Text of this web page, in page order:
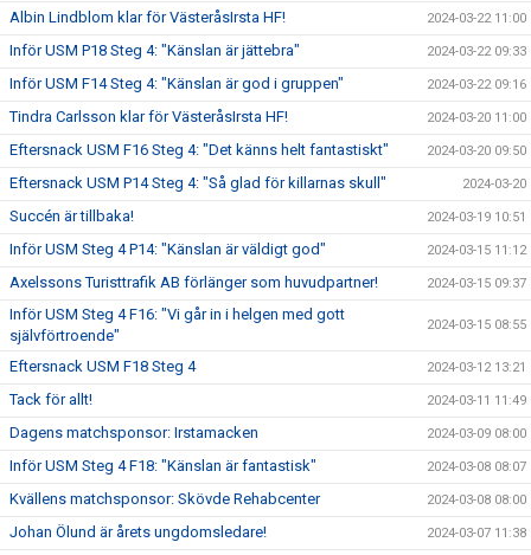
Albin Lindblom klar för VästeråsIrsta HF! 2024-03-22 11:00
Inför USM P18 Steg 4: "Känslan är jättebra" 2024-03-22 09:33
Inför USM F14 Steg 4: "Känslan är god i gruppen" 2024-03-22 09:16
Tindra Carlsson klar för VästeråsIrsta HF! 2024-03-20 11:00
Eftersnack USM F16 Steg 4: "Det känns helt fantastiskt" 2024-03-20 09:50
Eftersnack USM P14 Steg 4: "Så glad för killarnas skull" 2024-03-20
Succén är tillbaka! 2024-03-19 10:51
Inför USM Steg 4 P14: "Känslan är väldigt god" 2024-03-15 11:12
Axelssons Turisttrafik AB förlänger som huvudpartner! 2024-03-15 09:37
Inför USM Steg 4 F16: "Vi går in i helgen med gott
självförtroende"
2024-03-15 08:55
Eftersnack USM F18 Steg 4 2024-03-12 13:21
Tack för allt! 2024-03-11 11:49
Dagens matchsponsor: Irstamacken 2024-03-09 08:00
Inför USM Steg 4 F18: "Känslan är fantastisk" 2024-03-08 08:07
Kvällens matchsponsor: Skövde Rehabcenter 2024-03-08 08:00
Johan Ölund är årets ungdomsledare! 2024-03-07 11:38